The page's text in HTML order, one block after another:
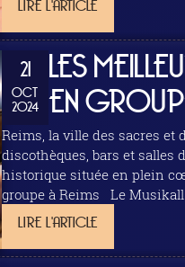
LIRE L'ARTICLE
21
OCT
2024
LES
EN
Reims, la ville des sacres et
discothèques, bars et salles
historique située en plein cœur de la région
groupe à Reims Le
LIRE L'ARTICLE